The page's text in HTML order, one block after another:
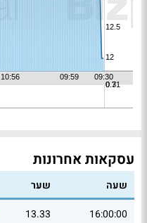
עסקאות אחרונות
שעה שער
16:00:00
13.33